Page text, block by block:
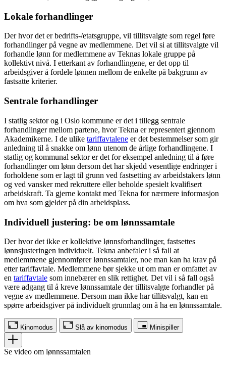
Lokale forhandlinger
Der hvor det er bedrifts-/etatsgruppe, vil tillitsvalgte som regel føre
forhandlinger på vegne av medlemmene. Det vil si at tillitsvalgte vil
forhandle lønn for medlemmene av Teknas lokale gruppe på
kollektivt nivå. I etterkant av forhandlingene, er det opp til
arbeidsgiver å fordele lønnen mellom de enkelte på bakgrunn av
fastsatte kriterier.
Sentrale forhandlinger
I statlig sektor og i Oslo kommune er det i tillegg sentrale
forhandlinger mellom partene, hvor Tekna er representert gjennom
Akademikerne. I de ulike tariffavtalene er det bestemmelser som gir
anledning til å snakke om lønn utenom de årlige forhandlingene. I
statlig og kommunal sektor er det for eksempel anledning til å føre
forhandlinger om lønn dersom det har skjedd vesentlige endringer i
forholdene som er lagt til grunn ved fastsetting av arbeidstakers lønn
og ved vansker med rekruttere eller beholde spesielt kvalifisert
arbeidskraft. Ta gjerne kontakt med Tekna for nærmere informasjon
om hva som gjelder på din arbeidsplass.
Individuell justering: be om lønnssamtale
Der hvor det ikke er kollektive lønnsforhandlinger, fastsettes
lønnsjusteringen individuelt. Tekna anbefaler i så fall at
medlemmene gjennomfører lønnssamtaler, noe man kan ha krav på
etter tariffavtale. Medlemmene bør sjekke ut om man er omfattet av
en tariffavtale som innebærer en slik rettighet. Det vil i så fall også
være adgang til å kreve lønnssamtale der tillitsvalgte forhandler på
vegne av medlemmene. Dersom man ikke har tillitsvalgt, kan en
spørre arbeidsgiver på individuelt grunnlag om å ha en lønnssamtale.
Kinomodus Slå av kinomodus Minispiller
Se video om lønnssamtalen